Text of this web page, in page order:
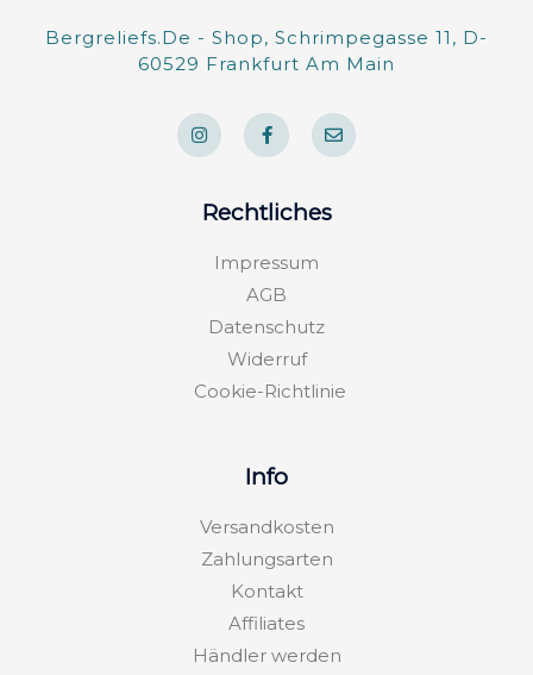
Bergreliefs.de - Shop, Schrimpegasse 11, D-
60529 Frankfurt Am Main
I
n
s
t
g
r
F
a
c
e
o
o
f
E
n
v
e
Rechtliches
Impressum
AGB
Datenschutz
Widerruf
Cookie-Richtlinie
Info
Versandkosten
Zahlungsarten
Kontakt
Affiliates
Händler werden